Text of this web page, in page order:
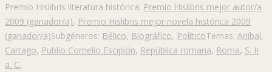
Premio Hislibris literatura histórica: Premio Hislibris mejor autor/a
2009 (ganador/a), Premio Hislibris mejor novela histórica 2009
(ganador/a)Subgéneros: Bélico, Biográfico, PolíticoTemas: Aníbal,
Cartago, Publio Cornelio Escipión, República romana, Roma, S. II
a. C.